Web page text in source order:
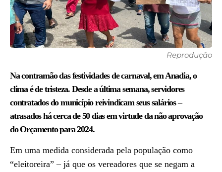
Reprodução
Na contramão das festividades de carnaval, em Anadia, o
clima é de tristeza. Desde a última semana, servidores
contratados do município reivindicam seus salários –
atrasados há cerca de 50 dias em virtude da não aprovação
do Orçamento para 2024.
Em uma medida considerada pela população como
“eleitoreira” – já que os vereadores que se negam a